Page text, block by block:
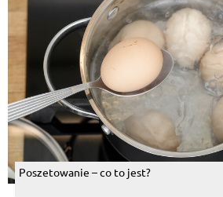
Poszetowanie – co to jest?